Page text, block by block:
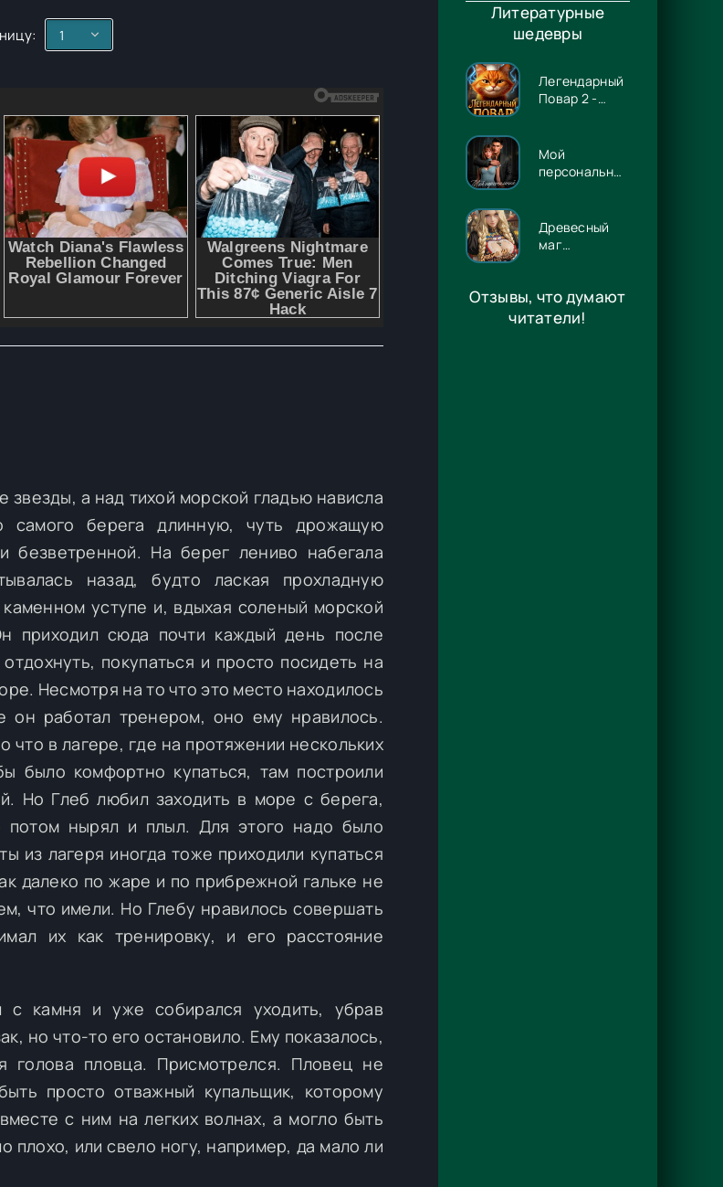
Литературные
шедевры
Легендарный
Повар 2 -
Мой
персональный
Древесный
маг
- Игорь
Павлов
Отзывы, что думают
читатели!
а над тихой морской гладью нависла
самого берега длинную, чуть дрожащую
На берег лениво набегала
назад, будто лаская прохладную
уступе и, вдыхая соленый морской
приходил сюда почти каждый день после
покупаться и просто посидеть на
Несмотря на то что это место находилось
он работал тренером, оно ему нравилось.
в лагере, где на протяжении нескольких
было комфортно купаться, там построили
Но Глеб любил заходить в море с берега,
потом нырял и плыл. Для этого надо было
из лагеря иногда тоже приходили купаться
далеко по жаре и по прибрежной гальке не
что имели. Но Глебу нравилось совершать
их как тренировку, и его расстояние
с камня и уже собирался уходить, убрав
но что-то его остановило. Ему показалось,
голова пловца. Присмотрелся. Пловец не
просто отважный купальщик, которому
с ним на легких волнах, а могло быть
плохо, или свело ногу, например, да мало ли